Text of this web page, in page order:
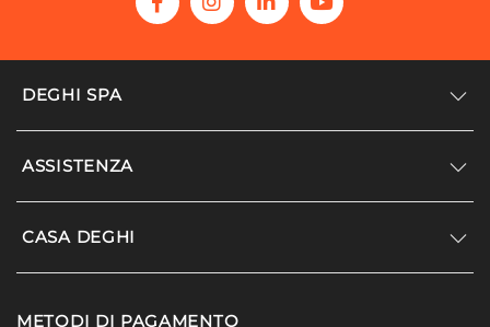
DEGHI SPA
Accedi/Registrati
Modello organizzativo e codice etico
ASSISTENZA
Supporto
CASA DEGHI
METODI DI PAGAMENTO